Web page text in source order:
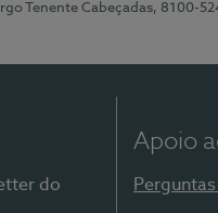
Tenente Cabeçadas, 8100-
do
Apoio